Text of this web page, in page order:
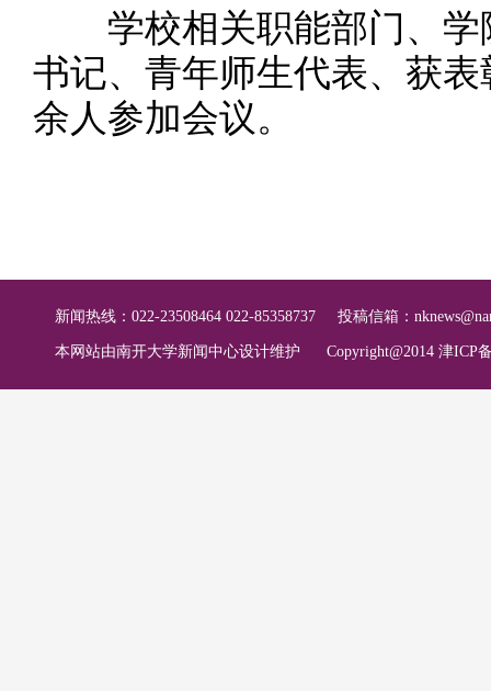
学校相关职能部门、学
书记、青年师生代表、获
余人参加会议。
新闻热线：022-23508464 022-85358737 投稿信箱：
本网站由南开大学新闻中心设计维护 Copyright@2014 津ICP